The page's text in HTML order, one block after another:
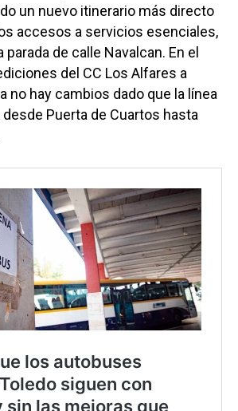
un nuevo itinerario más directo
accesos a servicios esenciales,
de calle Navalcan. En el
del CC Los Alfares a
no hay cambios dado que la línea
Puerta de Cuartos hasta